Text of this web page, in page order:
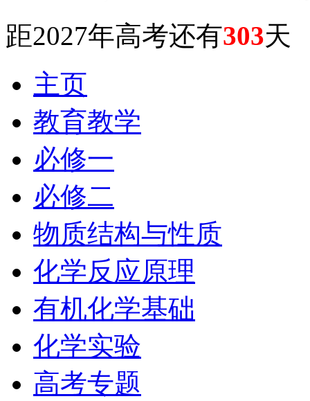
距2027年高考还有303天
主页
教育教学
必修一
必修二
物质结构与性质
化学反应原理
有机化学基础
化学实验
高考专题